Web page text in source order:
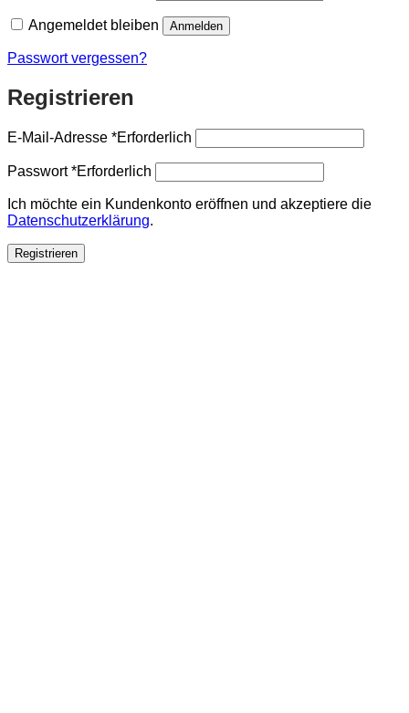
Angemeldet bleiben Anmelden
Passwort vergessen?
Registrieren
E-Mail-Adresse *Erforderlich
Passwort*Erforderlich
Ich möchte ein Kundenkonto eröffnen und akzeptiere die
Datenschutzerklärung.
Registrieren